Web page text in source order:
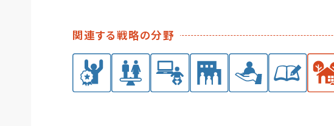
関連する戦略の分野